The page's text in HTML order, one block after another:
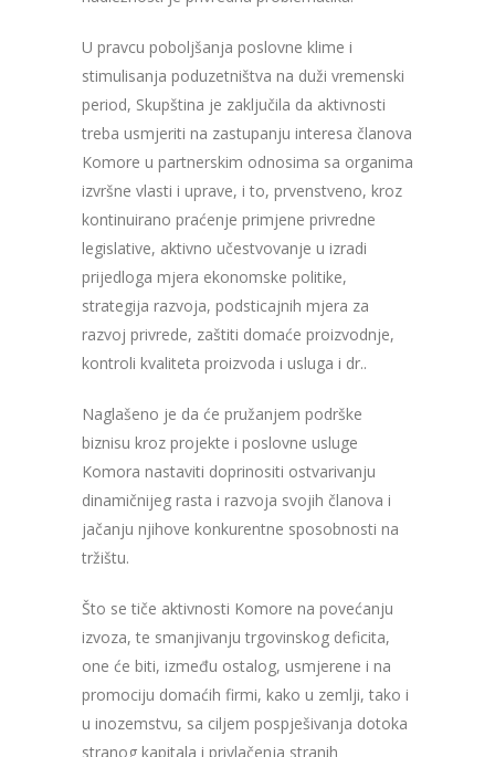
U pravcu poboljšanja poslovne klime i
stimulisanja poduzetništva na duži vremenski
period, Skupština je zaključila da aktivnosti
treba usmjeriti na zastupanju interesa članova
Komore u partnerskim odnosima sa organima
izvršne vlasti i uprave, i to, prvenstveno, kroz
kontinuirano praćenje primjene privredne
legislative, aktivno učestvovanje u izradi
prijedloga mjera ekonomske politike,
strategija razvoja, podsticajnih mjera za
razvoj privrede, zaštiti domaće proizvodnje,
kontroli kvaliteta proizvoda i usluga i dr..
Naglašeno je da će pružanjem podrške
biznisu kroz projekte i poslovne usluge
Komora nastaviti doprinositi ostvarivanju
dinamičnijeg rasta i razvoja svojih članova i
jačanju njihove konkurentne sposobnosti na
tržištu.
Što se tiče aktivnosti Komore na povećanju
izvoza, te smanjivanju trgovinskog deficita,
one će biti, između ostalog, usmjerene i na
promociju domaćih firmi, kako u zemlji, tako i
u inozemstvu, sa ciljem pospješivanja dotoka
stranog kapitala i privlačenja stranih